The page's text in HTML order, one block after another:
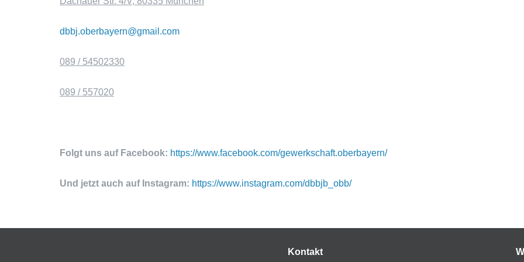
dbbj.oberbayern@gmail.com
089 / 54502330
089 / 557020
Folgt uns auf Facebook: https://www.facebook.com/gewerkschaft.oberbayern/
Und jetzt auch auf Instagram: https://www.instagram.com/dbbjb_obb/
Kontakt